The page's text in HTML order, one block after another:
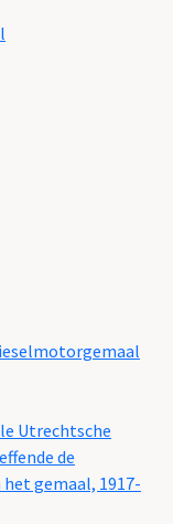
Utrechtsche
de
gemaal, 1917-